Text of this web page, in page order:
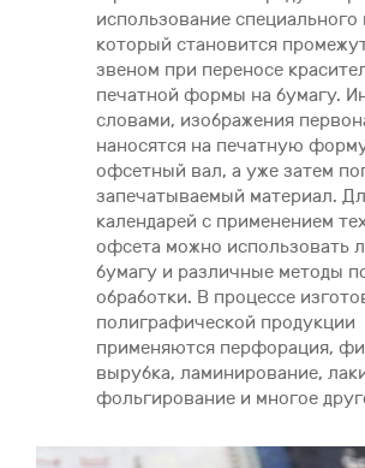
использование специального
который становится
звеном при переносе
печатной формы на бумагу.
словами, изображения
наносятся на печатную
офсетный вал, а уже затем
запечатываемый материал.
календарей с применением
офсета можно использовать
бумагу и различные методы
обработки. В процессе
полиграфической продукции
применяются перфорация,
вырубка, ламинирование,
фольгирование и многое